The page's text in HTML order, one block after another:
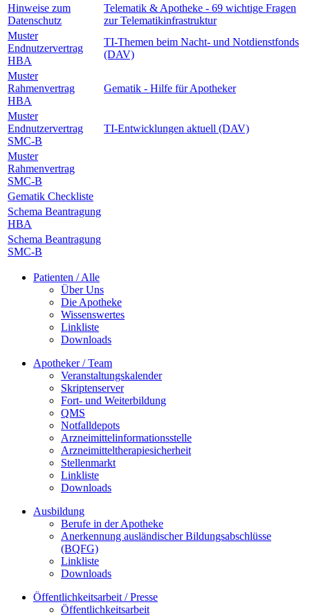
Hinweise zum
Datenschutz
Telematik & Apotheke - 69 wichtige Fragen
zur Telematikinfrastruktur
Muster
Endnutzervertrag
HBA
TI-Themen beim Nacht- und Notdienstfonds
(DAV)
Muster
Rahmenvertrag
HBA
Gematik - Hilfe für Apotheker
Muster
Endnutzervertrag
SMC-B
TI-Entwicklungen aktuell (DAV)
Muster
Rahmenvertrag
SMC-B
Gematik Checkliste
Schema Beantragung
HBA
Schema Beantragung
SMC-B
Patienten / Alle
Über Uns
Die Apotheke
Wissenswertes
Linkliste
Downloads
Apotheker / Team
Veranstaltungskalender
Skriptenserver
Fort- und Weiterbildung
QMS
Notfalldepots
Arzneimittelinformationsstelle
Arzneimitteltherapiesicherheit
Stellenmarkt
Linkliste
Downloads
Ausbildung
Berufe in der Apotheke
Anerkennung ausländischer Bildungsabschlüsse
(BQFG)
Linkliste
Downloads
Öffentlichkeitsarbeit / Presse
Öffentlichkeitsarbeit